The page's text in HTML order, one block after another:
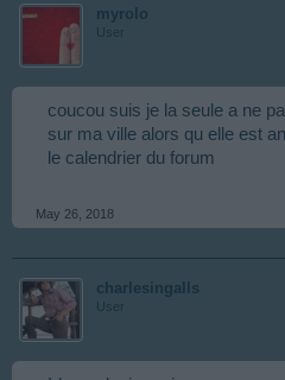
myrolo
User
coucou suis je la seule a ne
sur ma ville alors qu elle est
le calendrier du forum
May 26, 2018
charlesingalls
User